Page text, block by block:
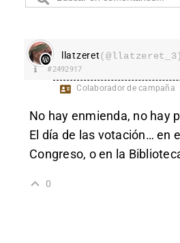
llatzeret(@llatzeret_3)
#2492917
Colaborador de campaña
No hay enmienda, no hay
El día de las votación… en
Congreso, o en la
0